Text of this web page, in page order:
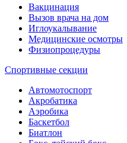
Вакцинация
Вызов врача на дом
Иглоукалывание
Медицинские осмотры
Физиопроцедуры
Спортивные секции
Автомотоспорт
Акробатика
Аэробика
Баскетбол
Биатлон